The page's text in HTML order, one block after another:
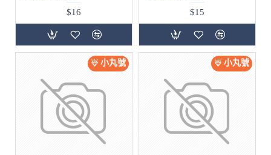
$16
$15
小丸號 小丸號